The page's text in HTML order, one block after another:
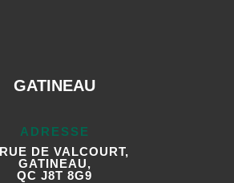
GATINEAU
ADRESSE
DE VALCOURT,
GATINEAU,
QC J8T 8G9